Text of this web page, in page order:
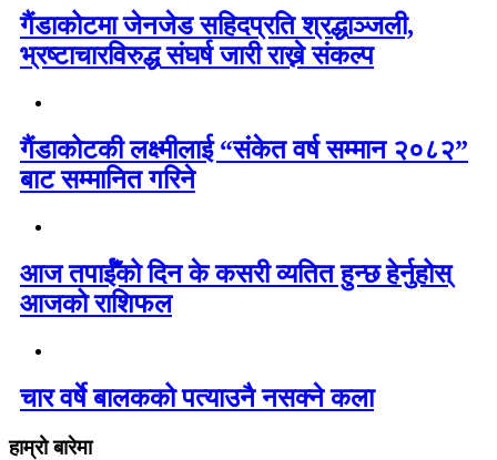
गैंडाकोटमा जेनजेड सहिदप्रति श्रद्धाञ्जली,
भ्रष्टाचारविरुद्ध संघर्ष जारी राख्ने संकल्प
गैंडाकोटकी लक्ष्मीलाई “संकेत वर्ष सम्मान २०८२”
बाट सम्मानित गरिने
आज तपाईँको दिन के कसरी व्यतित हुन्छ हेर्नुहोस्
आजको राशिफल
चार वर्षे बालकको पत्याउनै नसक्ने कला
हाम्रो बारेमा